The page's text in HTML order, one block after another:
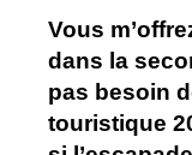
Vous
dans la
pas besoin
touristique